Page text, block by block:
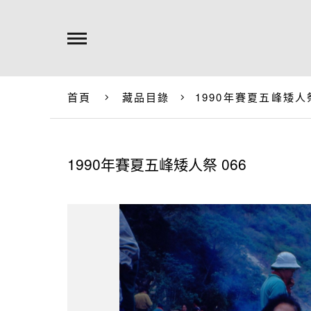
首頁 藏品目錄 1990年賽夏五峰矮
1990年賽夏五峰矮人祭 066